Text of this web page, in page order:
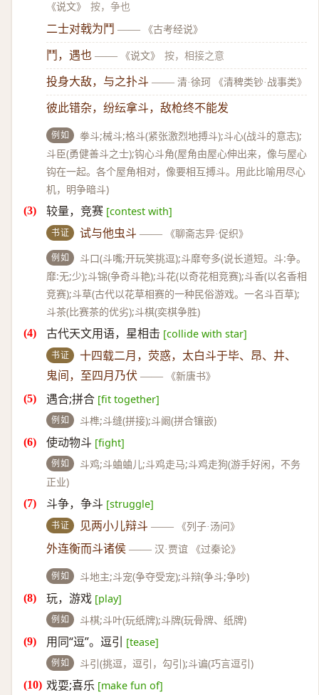
《说文》 按，争也
二士对戟为鬥 —— 《古考经说》
鬥，遇也 —— 《说文》 按，相接之意
投身大敌，与之扑斗 —— 清·徐珂 《清稗类钞·战事类》
彼此错杂，纷纭拿斗，敌枪终不能发
例如
拳斗;械斗;格斗(紧张激烈地搏斗);斗心(战斗的意志);
斗臣(勇健善斗之士);钩心斗角(屋角由屋心伸出来，像与屋心
钩在一起。各个屋角相对，像要相互搏斗。用此比喻用尽心
机，明争暗斗)
较量，竞赛 [contest with]
书证 试与他虫斗 —— 《聊斋志异·促织》
例如
斗口(斗嘴;开玩笑挑逗);斗靡夸多(说长道短。斗:争。
靡:无;少);斗锦(争奇斗艳);斗花(以奇花相竞赛);斗香(以名香相
竞赛);斗草(古代以花草相赛的一种民俗游戏。一名斗百草);
斗茶(比赛茶的优劣);斗棋(奕棋争胜)
古代天文用语，星相击 [collide with star]
书证
十四载二月，荧惑，太白斗于毕、昂、井、
鬼间，至四月乃伏 —— 《新唐书》
遇合;拼合 [fit together]
例如 斗榫;斗缝(拼接);斗阚(拼合镶嵌)
使动物斗 [fight]
例如
斗鸡;斗蛐蛐儿;斗鸡走马;斗鸡走狗(游手好闲，不务
正业)
斗争，争斗 [struggle]
书证 见两小儿辩斗 —— 《列子·汤问》
外连衡而斗诸侯 —— 汉·贾谊 《过秦论》
例如 斗地主;斗宠(争夺受宠);斗辩(争斗;争吵)
玩，游戏 [play]
例如 斗棋;斗叶(玩纸牌);斗牌(玩骨牌、纸牌)
用同“逗”。逗引 [tease]
例如 斗引(挑逗，逗引，勾引);斗谝(巧言逗引)
戏耍;喜乐 [make fun of]